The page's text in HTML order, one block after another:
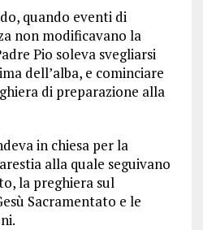
quando eventi di
non modificavano la
Pio soleva svegliarsi
dell’alba, e cominciare
di preparazione alla
in chiesa per la
alla quale seguivano
la preghiera sul
Sacramentato e le